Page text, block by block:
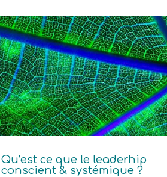
Qu’est ce que le leaderhip
conscient & systémique ?